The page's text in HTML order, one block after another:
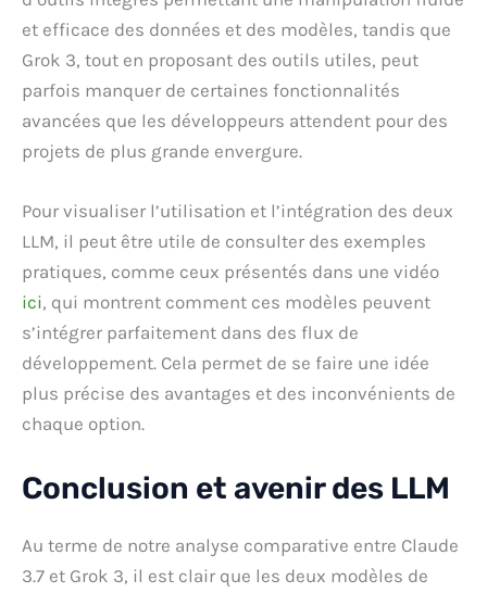
et efficace des données et des modèles, tandis que
Grok 3, tout en proposant des outils utiles, peut
parfois manquer de certaines fonctionnalités
avancées que les développeurs attendent pour des
projets de plus grande envergure.
Pour visualiser l’utilisation et l’intégration des deux
LLM, il peut être utile de consulter des exemples
pratiques, comme ceux présentés dans une vidéo
ici, qui montrent comment ces modèles peuvent
s’intégrer parfaitement dans des flux de
développement. Cela permet de se faire une idée
plus précise des avantages et des inconvénients de
chaque option.
Conclusion et avenir des LLM
Au terme de notre analyse comparative entre Claude
3.7 et Grok 3, il est clair que les deux modèles de